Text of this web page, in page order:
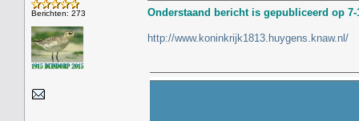
Berichten: 273 Onderstaand bericht is gepubliceerd op 7-
http://www.koninkrijk1813.huygens.knaw.nl/